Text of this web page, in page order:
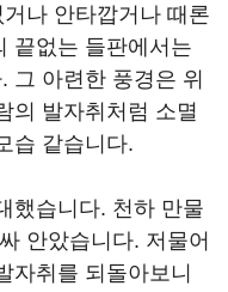
나 안타깝거나 때론
끝없는 들판에서는
그 아련한 풍경은 위
의 발자취처럼 소멸
습 같습니다.
했습니다. 천하 만물
안았습니다. 저물어
자취를 되돌아보니